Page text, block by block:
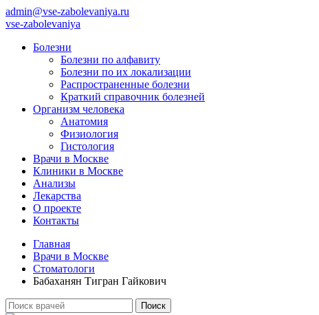
admin@vse-zabolevaniya.ru
vse-zabolevaniya
Болезни
Болезни по алфавиту
Болезни по их локализации
Распространенные болезни
Краткий справочник болезней
Организм человека
Анатомия
Физиология
Гистология
Врачи в Москве
Клиники в Москве
Анализы
Лекарства
О проекте
Контакты
Главная
Врачи в Москве
Стоматологи
Бабаханян Тигран Гайкович